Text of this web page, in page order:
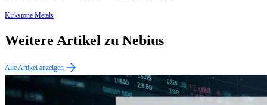
Kirkstone Metals
Weitere Artikel zu Nebius
Alle Artikel anzeigen